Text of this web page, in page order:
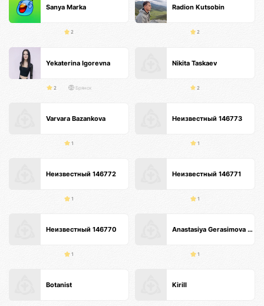
Sanya Marka
2
Radion Kutsobin
2
Yekaterina Igorevna
2 Брянск
Nikita Taskaev
2
Varvara Bazankova
1
Неизвестный 146773
1
Неизвестный 146772
1
Неизвестный 146771
1
Неизвестный 146770
1
Anastasiya Gerasimova Анти-кризисные продажи
1
Botanist Kirill